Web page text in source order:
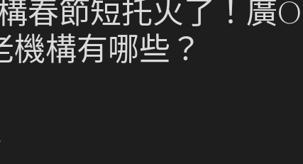
春節短托火了！廣
構有哪些？